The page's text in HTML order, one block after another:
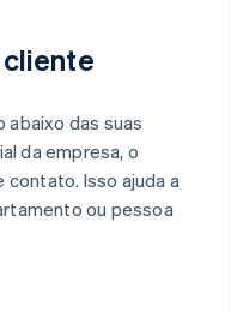
cliente
abaixo das suas
da empresa, o
Isso ajuda a
ou pessoa